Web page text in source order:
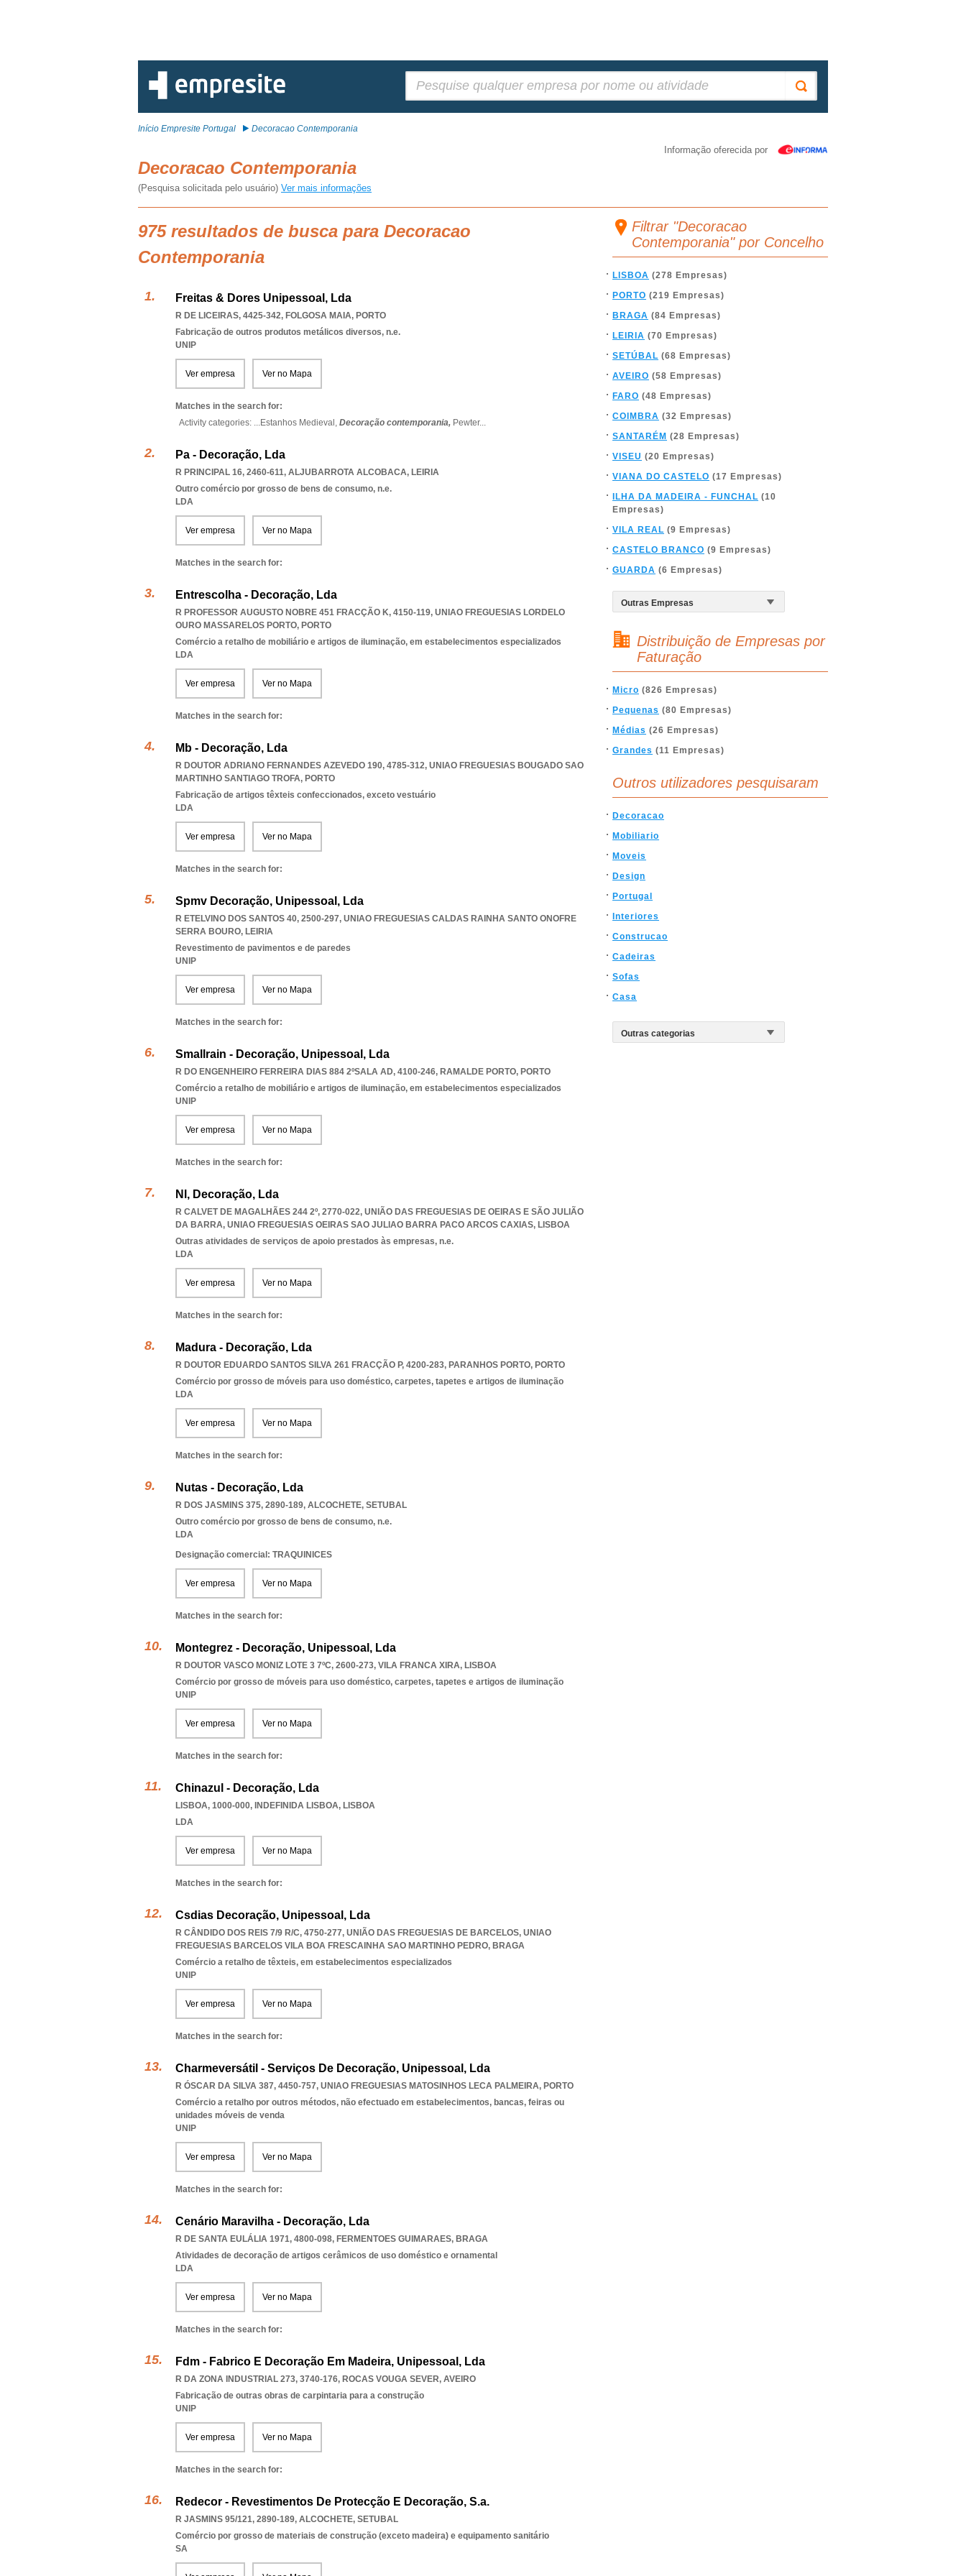
Início Empresite Portugal Decoracao Contemporania
Informação oferecida por
Decoracao Contemporania
(Pesquisa solicitada pelo usuário) Ver mais informações
975 resultados de busca para Decoracao
Contemporania
Freitas & Dores Unipessoal, Lda
R DE LICEIRAS, 4425-342, FOLGOSA MAIA, PORTO
Fabricação de outros produtos metálicos diversos, n.e.
UNIP
Ver empresa Ver no Mapa
Matches in the search for:
Activity categories: ...Estanhos Medieval, Decoração contemporania, Pewter...
Pa - Decoração, Lda
R PRINCIPAL 16, 2460-611, ALJUBARROTA ALCOBACA, LEIRIA
Outro comércio por grosso de bens de consumo, n.e.
LDA
Ver empresa Ver no Mapa
Matches in the search for:
Entrescolha - Decoração, Lda
R PROFESSOR AUGUSTO NOBRE 451 FRACÇÃO K, 4150-119, UNIAO FREGUESIAS LORDELO
OURO MASSARELOS PORTO, PORTO
Comércio a retalho de mobiliário e artigos de iluminação, em estabelecimentos especializados
LDA
Ver empresa Ver no Mapa
Matches in the search for:
Mb - Decoração, Lda
R DOUTOR ADRIANO FERNANDES AZEVEDO 190, 4785-312, UNIAO FREGUESIAS BOUGADO SAO
MARTINHO SANTIAGO TROFA, PORTO
Fabricação de artigos têxteis confeccionados, exceto vestuário
LDA
Ver empresa Ver no Mapa
Matches in the search for:
Spmv Decoração, Unipessoal, Lda
R ETELVINO DOS SANTOS 40, 2500-297, UNIAO FREGUESIAS CALDAS RAINHA SANTO ONOFRE
SERRA BOURO, LEIRIA
Revestimento de pavimentos e de paredes
UNIP
Ver empresa Ver no Mapa
Matches in the search for:
Smallrain - Decoração, Unipessoal, Lda
R DO ENGENHEIRO FERREIRA DIAS 884 2ºSALA AD, 4100-246, RAMALDE PORTO, PORTO
Comércio a retalho de mobiliário e artigos de iluminação, em estabelecimentos especializados
UNIP
Ver empresa Ver no Mapa
Matches in the search for:
Nl, Decoração, Lda
R CALVET DE MAGALHÃES 244 2º, 2770-022, UNIÃO DAS FREGUESIAS DE OEIRAS E SÃO JULIÃO
DA BARRA, UNIAO FREGUESIAS OEIRAS SAO JULIAO BARRA PACO ARCOS CAXIAS, LISBOA
Outras atividades de serviços de apoio prestados às empresas, n.e.
LDA
Ver empresa Ver no Mapa
Matches in the search for:
Madura - Decoração, Lda
R DOUTOR EDUARDO SANTOS SILVA 261 FRACÇÃO P, 4200-283, PARANHOS PORTO, PORTO
Comércio por grosso de móveis para uso doméstico, carpetes, tapetes e artigos de iluminação
LDA
Ver empresa Ver no Mapa
Matches in the search for:
Nutas - Decoração, Lda
R DOS JASMINS 375, 2890-189, ALCOCHETE, SETUBAL
Outro comércio por grosso de bens de consumo, n.e.
LDA
Designação comercial: TRAQUINICES
Ver empresa Ver no Mapa
Matches in the search for:
Montegrez - Decoração, Unipessoal, Lda
R DOUTOR VASCO MONIZ LOTE 3 7ºC, 2600-273, VILA FRANCA XIRA, LISBOA
Comércio por grosso de móveis para uso doméstico, carpetes, tapetes e artigos de iluminação
UNIP
Ver empresa Ver no Mapa
Matches in the search for:
Chinazul - Decoração, Lda
LISBOA, 1000-000, INDEFINIDA LISBOA, LISBOA
LDA
Ver empresa Ver no Mapa
Matches in the search for:
Csdias Decoração, Unipessoal, Lda
R CÂNDIDO DOS REIS 7/9 R/C, 4750-277, UNIÃO DAS FREGUESIAS DE BARCELOS, UNIAO
FREGUESIAS BARCELOS VILA BOA FRESCAINHA SAO MARTINHO PEDRO, BRAGA
Comércio a retalho de têxteis, em estabelecimentos especializados
UNIP
Ver empresa Ver no Mapa
Matches in the search for:
Charmeversátil - Serviços De Decoração, Unipessoal, Lda
R ÓSCAR DA SILVA 387, 4450-757, UNIAO FREGUESIAS MATOSINHOS LECA PALMEIRA, PORTO
Comércio a retalho por outros métodos, não efectuado em estabelecimentos, bancas, feiras ou
unidades móveis de venda
UNIP
Ver empresa Ver no Mapa
Matches in the search for:
Cenário Maravilha - Decoração, Lda
R DE SANTA EULÁLIA 1971, 4800-098, FERMENTOES GUIMARAES, BRAGA
Atividades de decoração de artigos cerâmicos de uso doméstico e ornamental
LDA
Ver empresa Ver no Mapa
Matches in the search for:
Fdm - Fabrico E Decoração Em Madeira, Unipessoal, Lda
R DA ZONA INDUSTRIAL 273, 3740-176, ROCAS VOUGA SEVER, AVEIRO
Fabricação de outras obras de carpintaria para a construção
UNIP
Ver empresa Ver no Mapa
Matches in the search for:
Redecor - Revestimentos De Protecção E Decoração, S.a.
R JASMINS 95/121, 2890-189, ALCOCHETE, SETUBAL
Comércio por grosso de materiais de construção (exceto madeira) e equipamento sanitário
SA
Filtrar "Decoracao
Contemporania" por Concelho
LISBOA (278 Empresas)
PORTO (219 Empresas)
BRAGA (84 Empresas)
LEIRIA (70 Empresas)
SETÚBAL (68 Empresas)
AVEIRO (58 Empresas)
FARO (48 Empresas)
COIMBRA (32 Empresas)
SANTARÉM (28 Empresas)
VISEU (20 Empresas)
VIANA DO CASTELO (17 Empresas)
ILHA DA MADEIRA - FUNCHAL (10
Empresas)
VILA REAL (9 Empresas)
CASTELO BRANCO (9 Empresas)
GUARDA (6 Empresas)
Distribuição de Empresas por
Faturação
Micro (826 Empresas)
Pequenas (80 Empresas)
Médias (26 Empresas)
Grandes (11 Empresas)
Outros utilizadores pesquisaram
Decoracao
Mobiliario
Moveis
Design
Portugal
Interiores
Construcao
Cadeiras
Sofas
Casa